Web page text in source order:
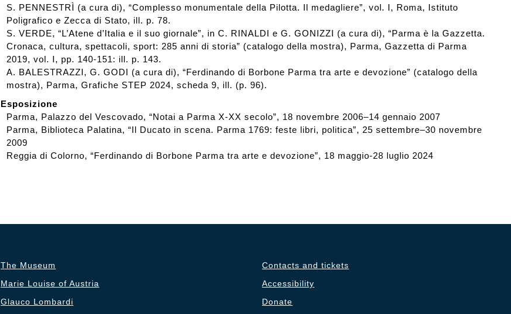
S. PENNESTRÌ (a cura di), “Complesso monumentale della Pilotta. Il medagliere”, vol. I, Roma, Istituto
Poligrafico e Zecca di Stato, ill. p. 78.
S. VERDE, “L’Atene d’Italia e il suo giornale”, in C. RINALDI e G. GONIZZI (a cura di), “Parma è la Gazzetta.
Cronaca, cultura, spettacoli, sport: 285 anni di storia” (catalogo della mostra), Parma, Gazzetta di Parma
2019, vol. I, pp. 140-151: ill. p. 143.
A. BALESTRAZZI, G. GODI (a cura di), “Ferdinando di Borbone Parma tra arte e devozione” (catalogo della
mostra), Parma, Grafiche STEP 2024, scheda 9, ill. (p. 96).
Esposizione
Parma, Palazzo del Vescovado, “Notai a Parma X-XX secolo”, 18 novembre 2006–14 gennaio 2007
Parma, Biblioteca Palatina, “Il Ducato in scena. Parma 1769: feste libri, politica”, 25 settembre–30 novembre
2009
Reggia di Colorno, “Ferdinando di Borbone Parma tra arte e devozione”, 18 maggio-28 luglio 2024
The Museum
Marie Louise of Austria
Glauco Lombardi
Contacts and tickets
Accessibility
Donate